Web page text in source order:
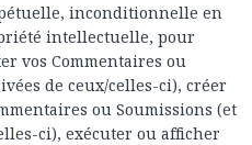
inconditionnelle en
intellectuelle, pour
vos Commentaires ou
de ceux/celles-ci), créer
ou Soumissions (et
ci), exécuter ou afficher